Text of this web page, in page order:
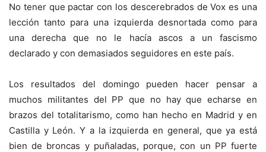
No tener que pactar con los descerebrados de Vox es una
lección tanto para una izquierda desnortada como para
una derecha que no le hacía ascos a un fascismo
declarado y con demasiados seguidores en este país.
Los resultados del domingo pueden hacer pensar a
muchos militantes del PP que no hay que echarse en
brazos del totalitarismo, como han hecho en Madrid y en
Castilla y León. Y a la izquierda en general, que ya está
bien de broncas y puñaladas, porque, con un PP fuerte